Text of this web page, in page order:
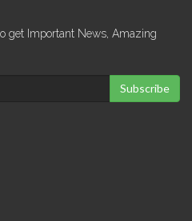
get Important News, Amazing
Subscribe